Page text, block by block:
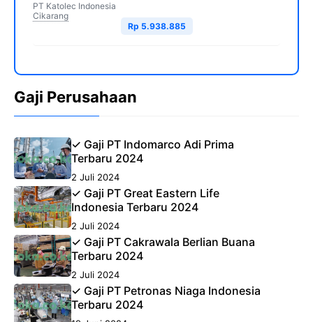
PT Katolec Indonesia
Cikarang
Rp 5.938.885
Gaji Perusahaan
✓ Gaji PT Indomarco Adi Prima
Terbaru 2024
2 Juli 2024
✓ Gaji PT Great Eastern Life
Indonesia Terbaru 2024
2 Juli 2024
✓ Gaji PT Cakrawala Berlian Buana
Terbaru 2024
2 Juli 2024
✓ Gaji PT Petronas Niaga Indonesia
Terbaru 2024